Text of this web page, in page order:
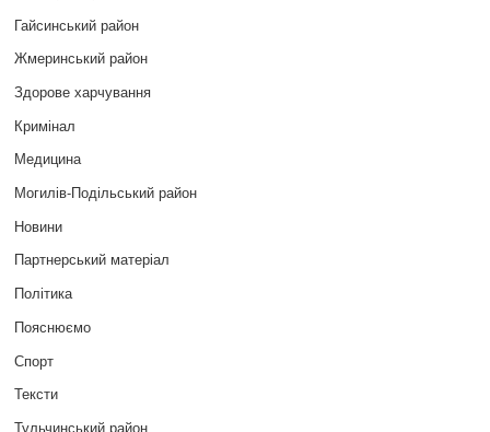
Гайсинський район
Жмеринський район
Здорове харчування
Кримінал
Медицина
Могилів-Подільський район
Новини
Партнерський матеріал
Політика
Пояснюємо
Спорт
Тексти
Тульчинський район